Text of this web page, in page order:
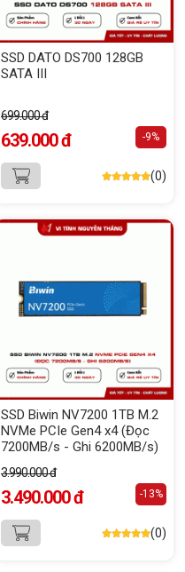
SSD DATO DS700 128GB
SATA III
699.000 đ
639.000 đ -9%
(0)
SSD Biwin NV7200 1TB M.2
NVMe PCIe Gen4 x4 (Đọc
7200MB/s - Ghi 6200MB/s)
3.990.000 đ
3.490.000 đ -13%
(0)